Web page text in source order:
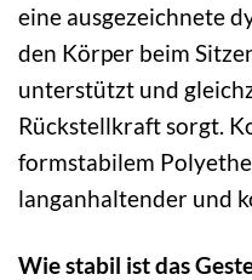
eine ausgezeichnete
den Körper beim
unterstützt und
Rückstellkraft sorgt.
formstabilem
langanhaltender und
Wie stabil ist das